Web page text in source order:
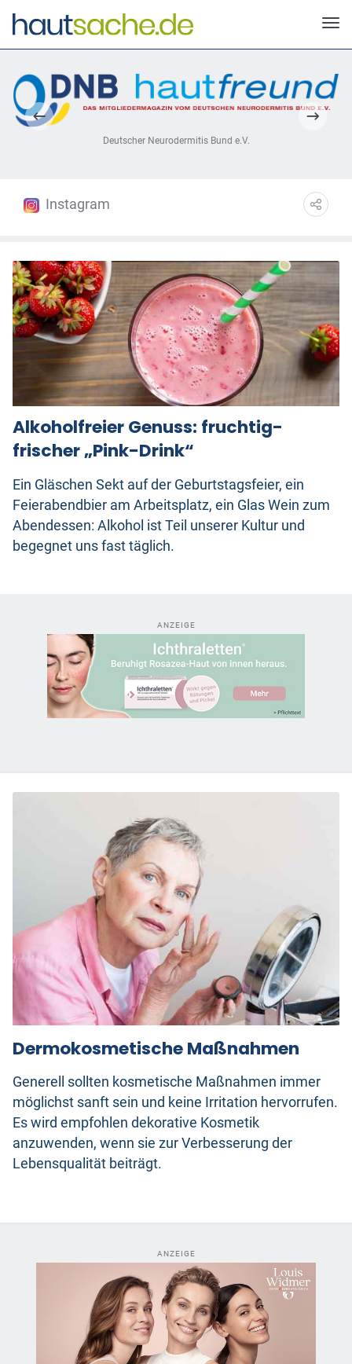
Deutscher Neurodermitis Bund e.V.
Instagram
Alkoholfreier Genuss: fruchtig-
frischer „Pink-Drink“
Ein Gläschen Sekt auf der Geburtstagsfeier, ein
Feierabendbier am Arbeitsplatz, ein Glas Wein zum
Abendessen: Alkohol ist Teil unserer Kultur und
begegnet uns fast täglich.
ANZEIGE
Dermokosmetische Maßnahmen
Generell sollten kosmetische Maßnahmen immer
möglichst sanft sein und keine Irritation hervorrufen.
Es wird empfohlen dekorative Kosmetik
anzuwenden, wenn sie zur Verbesserung der
Lebensqualität beiträgt.
ANZEIGE